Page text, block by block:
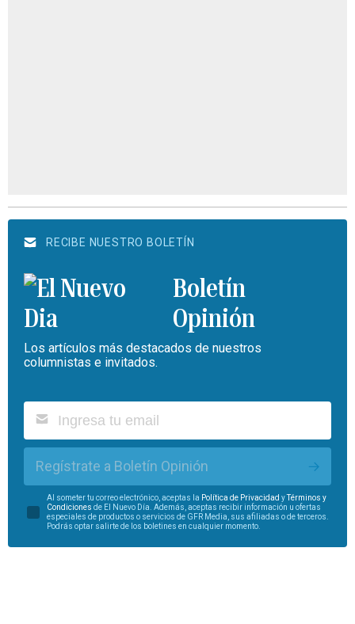
RECIBE NUESTRO BOLETÍN
Boletín
Opinión
Los artículos más destacados de nuestros
columnistas e invitados.
Regístrate a Boletín Opinión
Al someter tu correo electrónico, aceptas la Política de Privacidad y
Términos y
Condiciones de El Nuevo Día. Además, aceptas recibir información u ofertas
especiales de productos o servicios de GFR Media, sus afiliadas o de terceros.
Podrás optar salirte de los boletines en cualquier momento.